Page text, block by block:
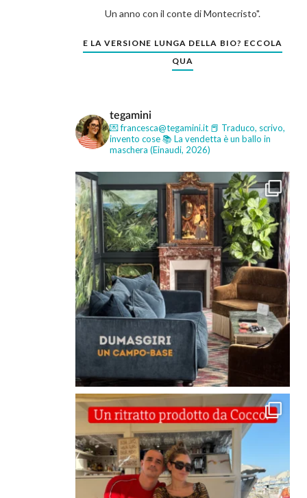
Un anno con il conte di Montecristo".
E LA VERSIONE LUNGA DELLA BIO? ECCOLA
QUA
tegamini
💌 francesca@tegamini.it 📕 Traduco, scrivo,
invento cose📚 La vendetta è un ballo in
maschera (Einaudi, 2026)